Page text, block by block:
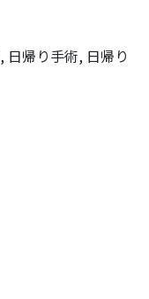
, 日帰り手術, 日帰り